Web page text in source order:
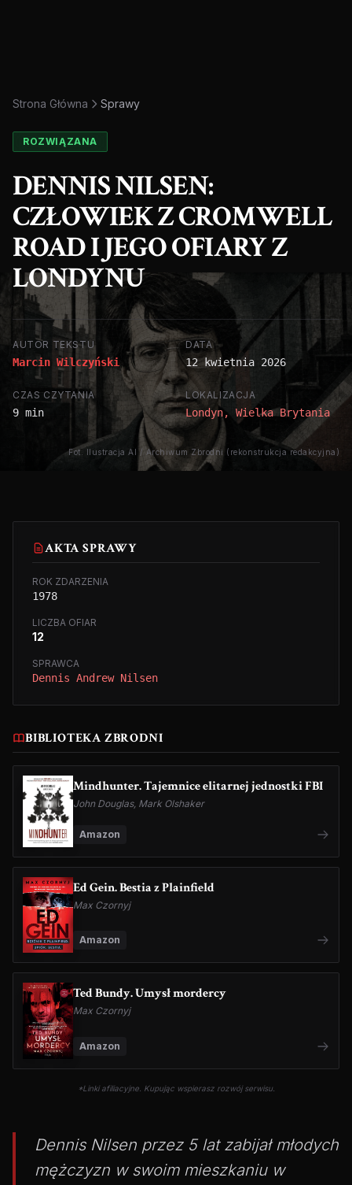
Fot. Ilustracja AI / Archiwum Zbrodni (rekonstrukcja redakcyjna)
Strona Główna Sprawy
ROZWIĄZANA
DENNIS NILSEN:
CZŁOWIEK Z CROMWELL
ROAD I JEGO OFIARY Z
LONDYNU
AUTOR TEKSTU
Marcin Wilczyński
DATA
12 kwietnia 2026
CZAS CZYTANIA
9 min
LOKALIZACJA
Londyn, Wielka Brytania
AKTA SPRAWY
ROK ZDARZENIA
1978
LICZBA OFIAR
12
SPRAWCA
Dennis Andrew Nilsen
BIBLIOTEKA ZBRODNI
Mindhunter. Tajemnice elitarnej jednostki FBI
John Douglas, Mark Olshaker
Amazon
Ed Gein. Bestia z Plainfield
Max Czornyj
Amazon
Ted Bundy. Umysł mordercy
Max Czornyj
Amazon
*Linki afiliacyjne. Kupując wspierasz rozwój serwisu.
Dennis Nilsen przez 5 lat zabijał młodych
mężczyzn w swoim mieszkaniu w